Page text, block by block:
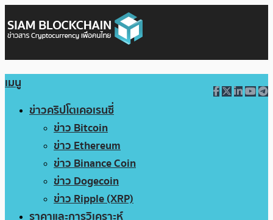
เมนู
ข่าวคริปโตเคอเรนซี่
ข่าว Bitcoin
ข่าว Ethereum
ข่าว Binance Coin
ข่าว Dogecoin
ข่าว Ripple (XRP)